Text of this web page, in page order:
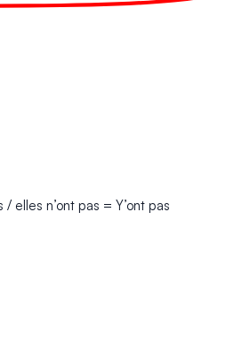
n’ont pas = Y’ont pas